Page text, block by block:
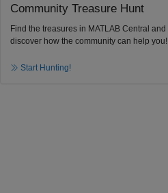
Community Treasure Hunt
Find the treasures in MATLAB Central and
discover how the community can help you!
Start Hunting!